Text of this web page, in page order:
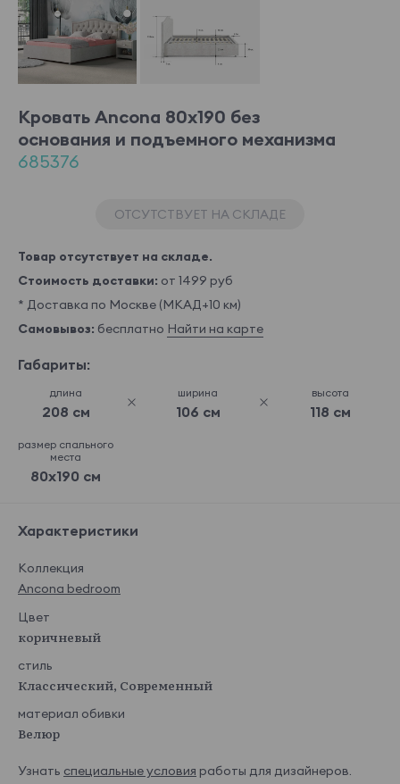
Кровать Ancona 80x190 без
основания и подъемного механизма
685376
ОТСУТСТВУЕТ НА СКЛАДЕ
Товар отсутствует на складе.
Стоимость доставки: от 1499 руб
* Доставка по Москве (МКАД+10 км)
Самовывоз: бесплатно Найти на карте
Габариты:
длина
208 см
ширина
106 см
высота
118 см
размер спального
места
80x190 см
Характеристики
Коллекция
Ancona bedroom
Цвет
коричневый
стиль
Классический, Современный
материал обивки
Велюр
Узнать специальные условия работы для дизайнеров.